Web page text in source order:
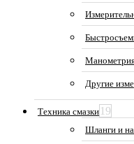
Другие
Техника смазки 19
Шланги и